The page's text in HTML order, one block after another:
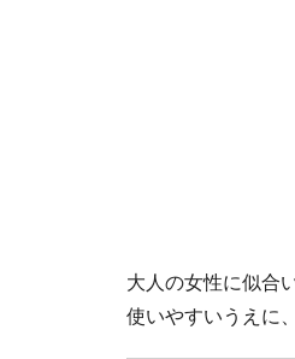
大人の女性に似合
使いやすいうえに